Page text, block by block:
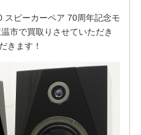
スピーカーペア 70周年記念モ
市で買取りさせていただき
きます！